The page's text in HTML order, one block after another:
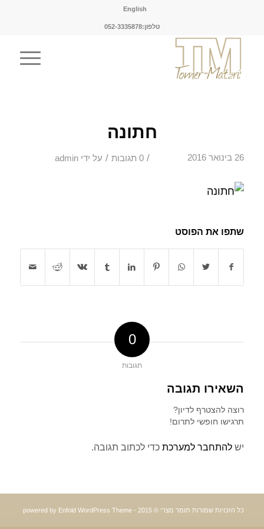
English
טלפון:052-3335878
חתונה
26 בינואר 2016 / 0 תגובות / על ידי admin
שתפו את הפוסט
0
תגובות
השאירו תגובה
רוצה להצטרף לדיון?
תרגישו חופשי לתרום!
יש להתחבר למערכתכדי לכתוב תגובה.
כל הזכויות שמורות תומר מצרי © 2015 - powered by Enfold WordPress Theme